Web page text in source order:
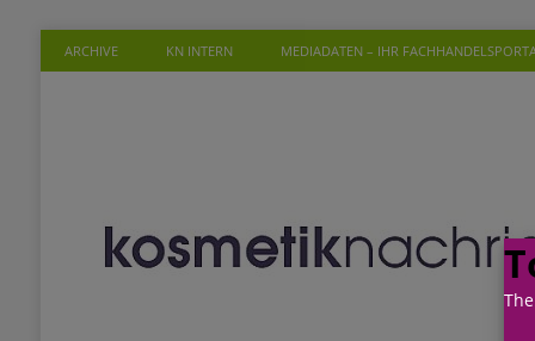
ARCHIVE KN INTERN MEDIADATEN – IHR